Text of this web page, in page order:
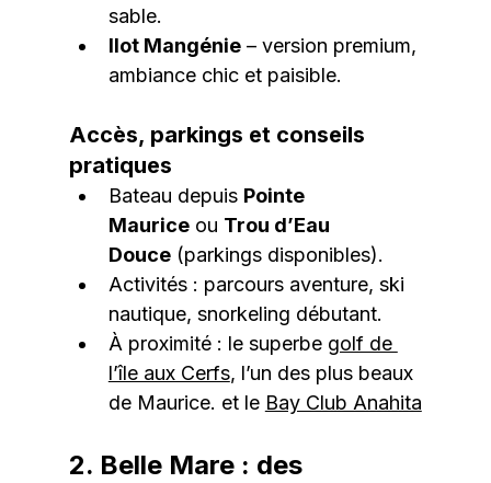
sable.
Ilot Mangénie – version premium,
ambiance chic et paisible.
Accès, parkings et conseils
pratiques
Bateau depuis Pointe
Maurice ou Trou d’Eau
Douce (parkings disponibles).
Activités : parcours aventure, ski
nautique, snorkeling débutant.
À proximité : le superbe golf de
l’île aux Cerfs, l’un des plus beaux
de Maurice. et le Bay Club Anahita
2. Belle Mare : des